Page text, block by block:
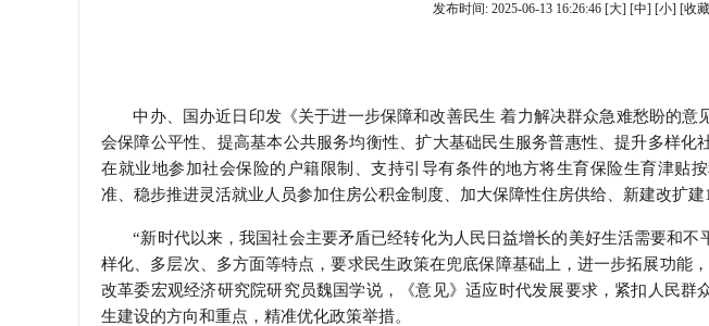
学会章程
特邀研究员
行
贸易与流通
价格指数
政策图解
发布时间: 2025-06-13 16:26:46 [大] [中] [小] [收藏
中办、国办近日印发《关于进一步保障和改善民生 着力解决群众急难愁盼的意
会保障公平性、提高基本公共服务均衡性、扩大基础民生服务普惠性、提升多样化
在就业地参加社会保险的户籍限制、支持引导有条件的地方将生育保险生育津贴
准、稳步推进灵活就业人员参加住房公积金制度、加大保障性住房供给、新建改扩建
“新时代以来，我国社会主要矛盾已经转化为人民日益增长的美好生活需要和
样化、多层次、多方面等特点，要求民生政策在兜底保障基础上，进一步拓展功能
改革委宏观经济研究院研究员魏国学说，《意见》适应时代发展要求，紧扣人民群
生建设的方向和重点，精准优化政策举措。